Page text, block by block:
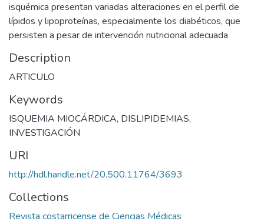
isquémica presentan variadas alteraciones en el perfil de
lípidos y lipoproteínas, especialmente los diabéticos, que
persisten a pesar de intervención nutricional adecuada
Description
ARTICULO
Keywords
ISQUEMIA MIOCÁRDICA, DISLIPIDEMIAS,
INVESTIGACIÓN
URI
http://hdl.handle.net/20.500.11764/3693
Collections
Revista costarricense de Ciencias Médicas